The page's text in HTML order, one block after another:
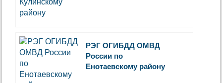
РЭГ ОГИБДД ОМВД
России по
Енотаевскому району